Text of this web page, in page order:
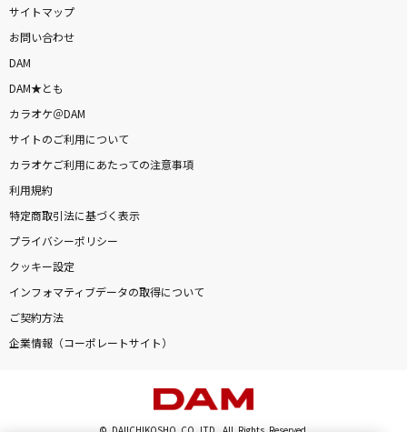
サイトマップ
お問い合わせ
DAM
DAM★とも
カラオケ＠DAM
サイトのご利用について
カラオケご利用にあたっての注意事項
利用規約
特定商取引法に基づく表示
プライバシーポリシー
クッキー設定
インフォマティブデータの取得について
ご契約方法
企業情報（コーポレートサイト）
© DAIICHIKOSHO CO.,LTD. All Rights Reserved.